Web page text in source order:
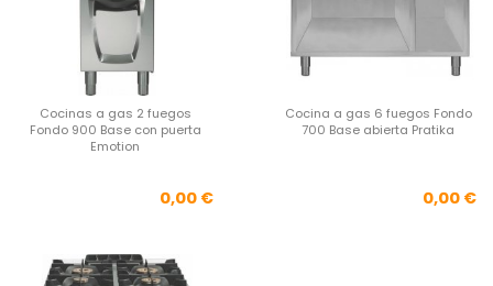
Cocinas a gas 2 fuegos
Fondo 900 Base con puerta
Emotion
Precio
0,00 €
Cocina a gas 6 fuegos Fondo
700 Base abierta Pratika
0,00 €